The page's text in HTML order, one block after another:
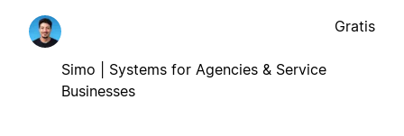
Simo | Systems for Agencies & Service
Businesses
Gratis